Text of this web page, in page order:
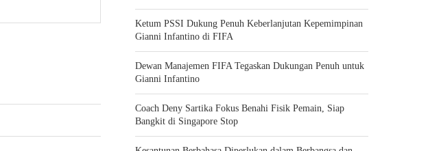
Ketum PSSI Dukung Penuh Keberlanjutan Kepemimpinan
Gianni Infantino di FIFA
Dewan Manajemen FIFA Tegaskan Dukungan Penuh untuk
Gianni Infantino
Coach Deny Sartika Fokus Benahi Fisik Pemain, Siap
Bangkit di Singapore Stop